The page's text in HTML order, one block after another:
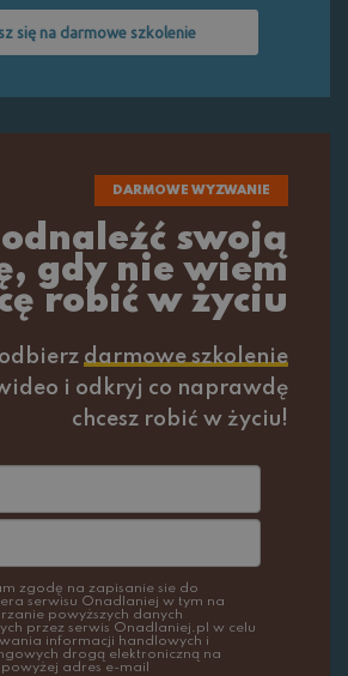
się na darmowe szkolenie
DARMOWE WYZWANIE
swoją
gdy nie wiem
robić w życiu
darmowe szkolenie
i odkryj co naprawdę
chcesz robić w życiu!
zgodę na zapisanie sie do
serwisu Onadlaniej w tym na
powyższych danych
przez serwis Onadlaniej.pl w celu
informacji handlowych i
drogą elektroniczną na
adres e-mail